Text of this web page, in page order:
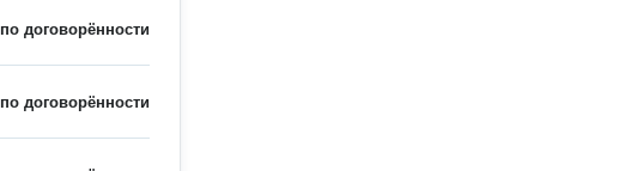
по договорённости
по договорённости